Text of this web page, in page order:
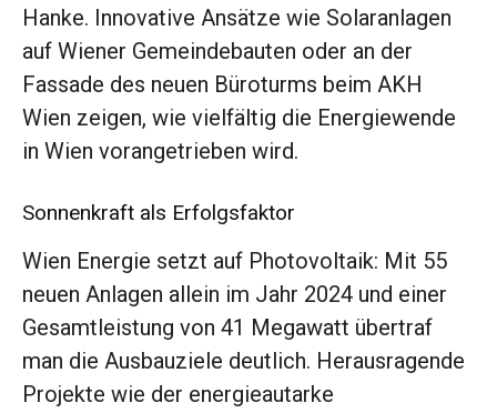
Hanke. Innovative Ansätze wie Solaranlagen
auf Wiener Gemeindebauten oder an der
Fassade des neuen Büroturms beim AKH
Wien zeigen, wie vielfältig die Energiewende
in Wien vorangetrieben wird.
Sonnenkraft als Erfolgsfaktor
Wien Energie setzt auf Photovoltaik: Mit 55
neuen Anlagen allein im Jahr 2024 und einer
Gesamtleistung von 41 Megawatt übertraf
man die Ausbauziele deutlich. Herausragende
Projekte wie der energieautarke